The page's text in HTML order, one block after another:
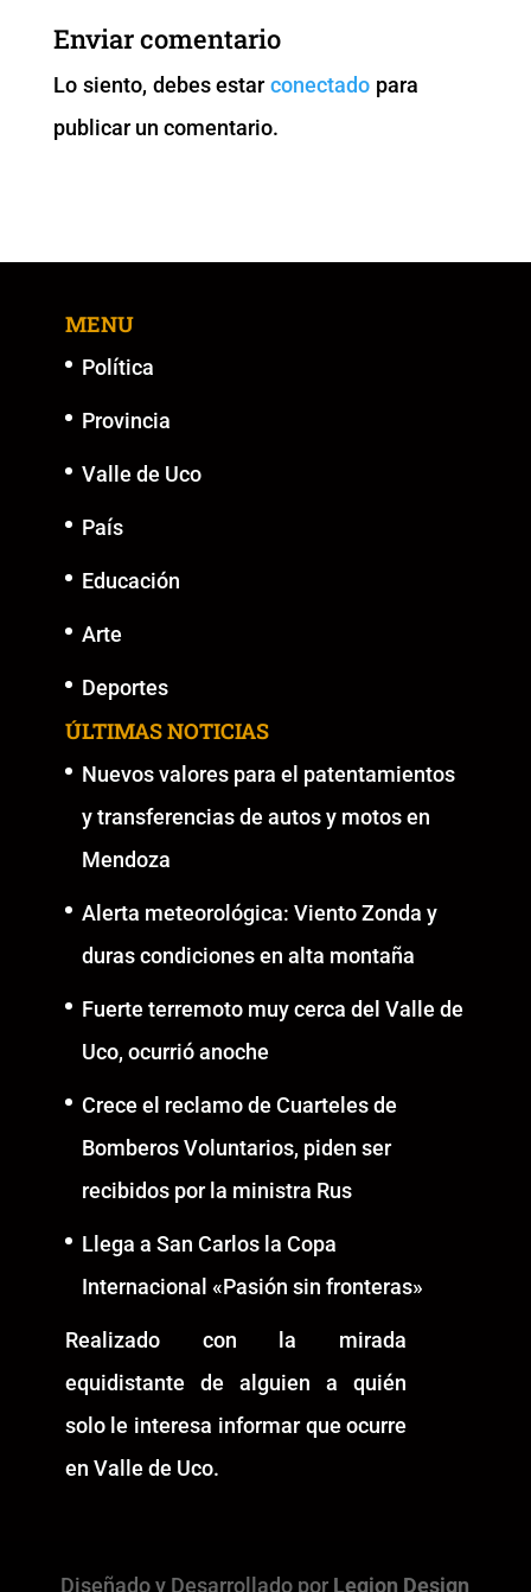
b
o
o
k
A
p
p k
er
Enviar comentario
Lo siento, debes estarconectado para
publicar un comentario.
MENU
Política
Provincia
Valle de Uco
País
Educación
Arte
Deportes
ÚLTIMAS NOTICIAS
Nuevos valores para el patentamientos
y transferencias de autos y motos en
Mendoza
Alerta meteorológica: Viento Zonda y
duras condiciones en alta montaña
Fuerte terremoto muy cerca del Valle de
Uco, ocurrió anoche
Crece el reclamo de Cuarteles de
Bomberos Voluntarios, piden ser
recibidos por la ministra Rus
Llega a San Carlos la Copa
Internacional «Pasión sin fronteras»
Realizado con la mirada
equidistante de alguien a quién
solo le interesa informar que ocurre
en Valle de Uco.
Diseñado y Desarrollado por Legion Design